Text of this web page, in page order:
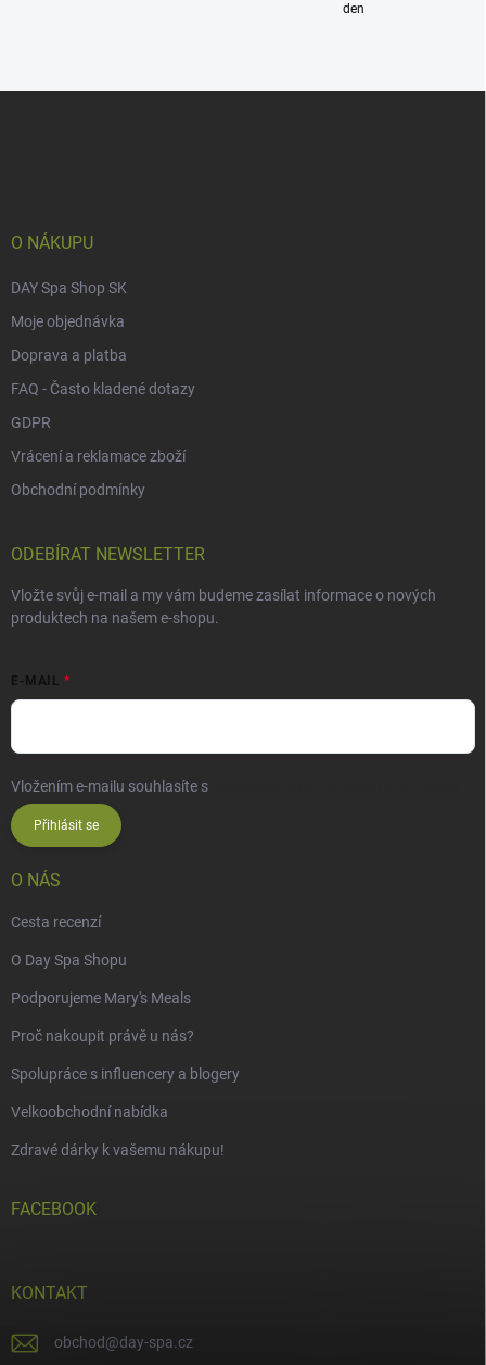
den
O NÁKUPU
DAY Spa Shop SK
Moje objednávka
Doprava a platba
FAQ - Často kladené dotazy
GDPR
Vrácení a reklamace zboží
Obchodní podmínky
ODEBÍRAT NEWSLETTER
Vložte svůj e-mail a my vám budeme zasílat informace o nových
produktech na našem e-shopu.
E-MAIL
Vložením e-mailu souhlasíte s
Přihlásit se
O NÁS
Cesta recenzí
O Day Spa Shopu
Podporujeme Mary's Meals
Proč nakoupit právě u nás?
Spolupráce s influencery a blogery
Velkoobchodní nabídka
Zdravé dárky k vašemu nákupu!
FACEBOOK
KONTAKT
obchod@day-spa.cz